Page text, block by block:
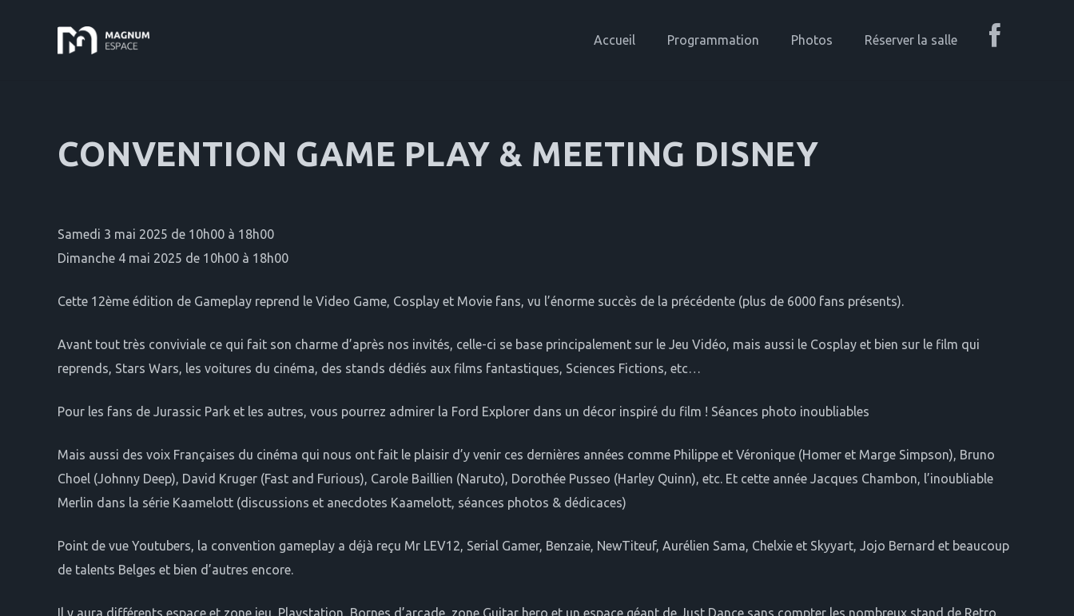
Accueil Programmation Photos Réserver la salle
CONVENTION GAME PLAY & MEETING DISNEY
Samedi 3 mai 2025 de 10h00 à 18h00
Dimanche 4 mai 2025 de 10h00 à 18h00
Cette 12ème édition de Gameplay reprend le Video Game, Cosplay et Movie fans, vu l’énorme succès de la précédente (plus de 6000 fans présents).
Avant tout très conviviale ce qui fait son charme d’après nos invités, celle-ci se base principalement sur le Jeu Vidéo, mais aussi le Cosplay et bien sur le film qui
reprends, Stars Wars, les voitures du cinéma, des stands dédiés aux films fantastiques, Sciences Fictions, etc…
Pour les fans de Jurassic Park et les autres, vous pourrez admirer la Ford Explorer dans un décor inspiré du film ! Séances photo inoubliables
Mais aussi des voix Françaises du cinéma qui nous ont fait le plaisir d’y venir ces dernières années comme Philippe et Véronique (Homer et Marge Simpson), Bruno
Choel (Johnny Deep), David Kruger (Fast and Furious), Carole Baillien (Naruto), Dorothée Pusseo (Harley Quinn), etc. Et cette année Jacques Chambon, l’inoubliable
Merlin dans la série Kaamelott (discussions et anecdotes Kaamelott, séances photos & dédicaces)
Point de vue Youtubers, la convention gameplay a déjà reçu Mr LEV12, Serial Gamer, Benzaie, NewTiteuf, Aurélien Sama, Chelxie et Skyyart, Jojo Bernard et beaucoup
de talents Belges et bien d’autres encore.
Il y aura différents espace et zone jeu, Playstation, Bornes d’arcade, zone Guitar hero et un espace géant de Just Dance sans compter les nombreux stand de Retro